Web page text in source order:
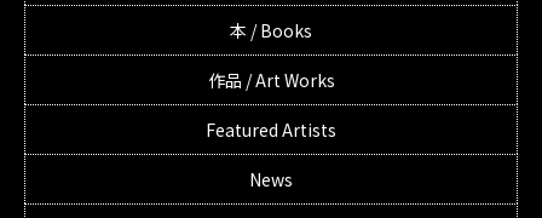
本 / Books
作品 / Art Works
Featured Artists
News